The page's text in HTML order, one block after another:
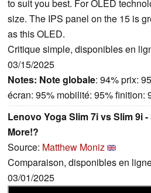
to suit you best. For OLED
size. The IPS panel on the 15 is
as this OLED.
Critique simple, disponibles en
03/15/2025
Notes: Note globale: 94% prix:
écran: 95% mobilité: 95% finition:
Lenovo Yoga Slim 7i vs Slim 9i
More!?
Source: Matthew Moniz
Comparaison, disponibles en
03/01/2025